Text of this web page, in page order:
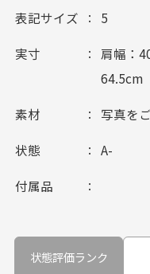
表記サイズ 5
実寸
肩幅：
64.5cm
素材 写真を
状態 A-
付属品
状態評価ランク